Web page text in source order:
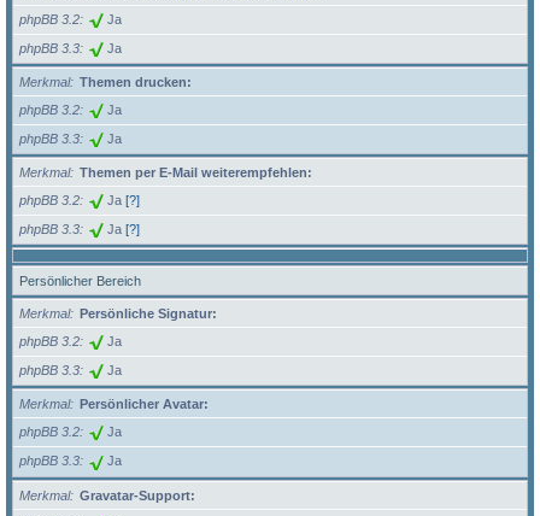
phpBB 3.2
Ja
phpBB 3.3 Ja
Merkmal
Themen drucken:
phpBB 3.2
Ja
phpBB 3.3 Ja
Merkmal
Themen per E-Mail weiterempfehlen:
phpBB 3.2
Ja [?]
phpBB 3.3 Ja [?]
Persönlicher Bereich
Merkmal
Persönliche Signatur:
phpBB 3.2
Ja
phpBB 3.3 Ja
Merkmal
Persönlicher Avatar:
phpBB 3.2
Ja
phpBB 3.3 Ja
Merkmal
Gravatar-Support: